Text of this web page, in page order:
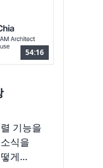
54:16
기능을
식을
게